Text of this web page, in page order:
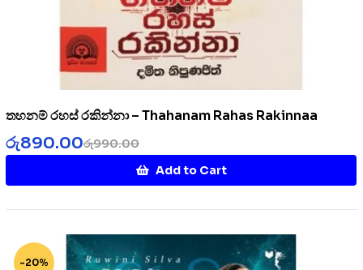
තහනම් රහස් රකින්නා – Thahanam Rahas Rakinnaa
රු990.00
රු890.00
Add to Cart
-20%